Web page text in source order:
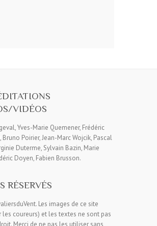
VIDÉOS
Yves-Marie Quemener, Frédéric
Bruno Poirier, Jean-Marc Wojcik, Pascal
Duterme, Sylvain Bazin, Marie
Doyen, Fabien Brusson.
RÉSERVÉS
Les images de ce site
les coureurs) et les textes ne sont pas
Merci de ne pas les utiliser sans